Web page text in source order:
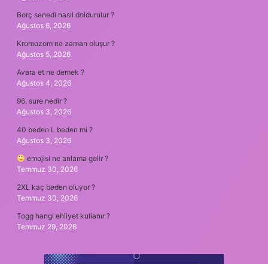
Borç senedi nasıl doldurulur ?
Ağustos 6, 2026
Kromozom ne zaman oluşur ?
Ağustos 5, 2026
Avara et ne demek ?
Ağustos 4, 2026
96. sure nedir ?
Ağustos 3, 2026
40 beden L beden mi ?
Ağustos 3, 2026
emojisi ne anlama gelir ?
Temmuz 30, 2026
2XL kaç beden oluyor ?
Temmuz 30, 2026
Togg hangi ehliyet kullanır ?
Temmuz 29, 2026